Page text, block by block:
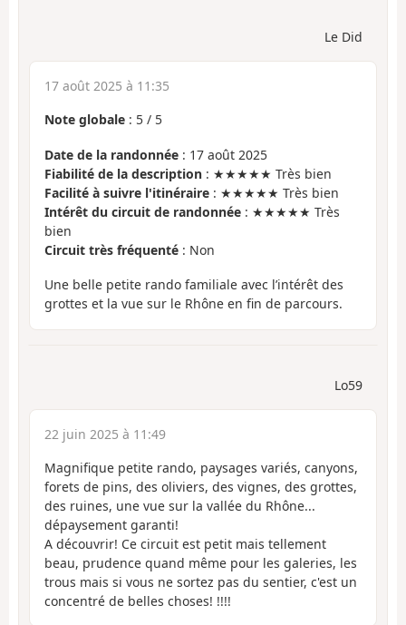
Le Did
17 août 2025 à 11:35
Note globale : 5 / 5
Date de la randonnée : 17 août 2025
Fiabilité de la description : ★★★★★ Très bien
Facilité à suivre l'itinéraire : ★★★★★ Très bien
Intérêt du circuit de randonnée : ★★★★★ Très
bien
Circuit très fréquenté : Non
Une belle petite rando familiale avec l’intérêt des
grottes et la vue sur le Rhône en fin de parcours.
Lo59
22 juin 2025 à 11:49
Magnifique petite rando, paysages variés, canyons,
forets de pins, des oliviers, des vignes, des grottes,
des ruines, une vue sur la vallée du Rhône...
dépaysement garanti!
A découvrir! Ce circuit est petit mais tellement
beau, prudence quand même pour les galeries, les
trous mais si vous ne sortez pas du sentier, c'est un
concentré de belles choses! !!!!